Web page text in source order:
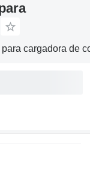
cargadora de